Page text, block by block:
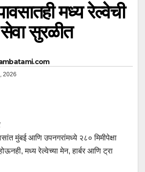
मध्य रेल्वेची
सुरळीत
2026
मुंबई आणि उपनगरांमध्ये २८० मिमीपेक्षा
मध्य रेल्वेच्या मेन, हार्बर आणि ट्रा